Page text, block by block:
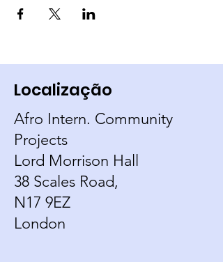
Localização
Afro Intern. Community
Projects
Lord Morrison Hall
38 Scales Road,
N17 9EZ
London